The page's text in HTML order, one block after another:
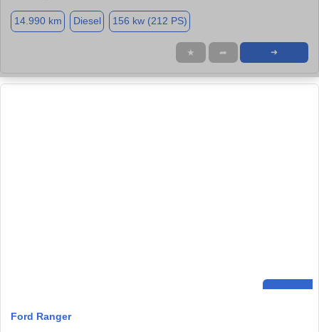
14.990 km Diesel 156 kw (212 PS)
★ ➦ ➜
Ford Ranger